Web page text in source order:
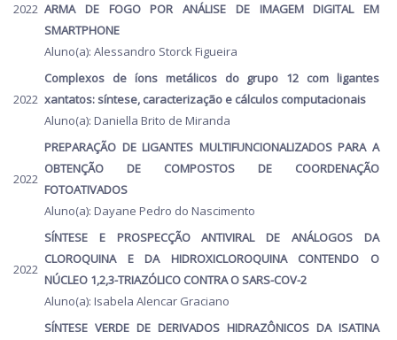
2022 ARMA DE FOGO POR ANÁLISE DE IMAGEM DIGITAL EM
SMARTPHONE
Aluno(a): Alessandro Storck Figueira
2022
Complexos de íons metálicos do grupo 12 com ligantes
xantatos: síntese, caracterização e cálculos computacionais
Aluno(a): Daniella Brito de Miranda
2022
PREPARAÇÃO DE LIGANTES MULTIFUNCIONALIZADOS PARA A
OBTENÇÃO DE COMPOSTOS DE COORDENAÇÃO
FOTOATIVADOS
Aluno(a): Dayane Pedro do Nascimento
2022
SÍNTESE E PROSPECÇÃO ANTIVIRAL DE ANÁLOGOS DA
CLOROQUINA E DA HIDROXICLOROQUINA CONTENDO O
NÚCLEO 1,2,3-TRIAZÓLICO CONTRA O SARS-COV-2
Aluno(a): Isabela Alencar Graciano
SÍNTESE VERDE DE DERIVADOS HIDRAZÔNICOS DA ISATINA